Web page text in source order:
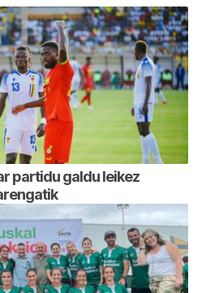
partidu galdu leikez